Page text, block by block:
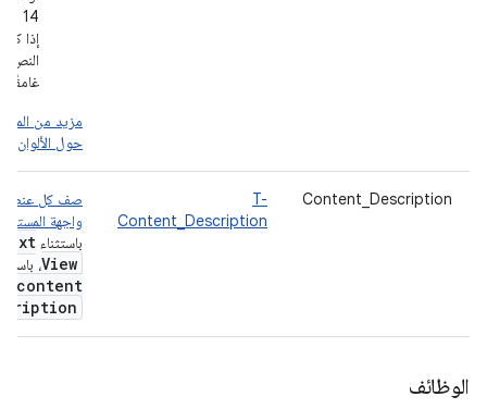
إذا كان
النص
غامقًا)
مزيد من
حول الألوان
Content_Description
T-
Content_Description
صف كل
واجهة
باستثناء
View،
content
الوظائف